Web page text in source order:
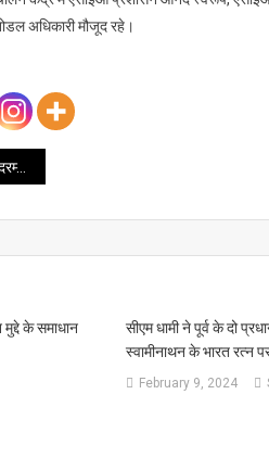
अधिकारी मौजूद रहे।
सीएम धामी
के समाधान
सीएम धामी ने पूर्व के दो
स्वामीनाथन के भारत रत्न
February 9, 2024